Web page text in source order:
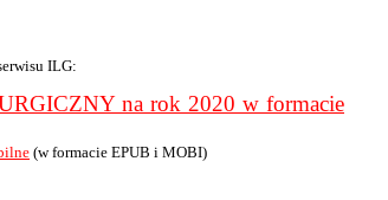
ILG:
na rok 2020 w formacie
(w formacie EPUB i MOBI)